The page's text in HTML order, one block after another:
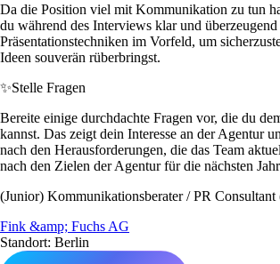
Da die Position viel mit Kommunikation zu tun
du während des Interviews klar und
Präsentationstechniken im Vorfeld, um
Ideen souverän rüberbringst.
✨Stelle Fragen
Bereite einige durchdachte Fragen vor, die du
kannst. Das zeigt dein Interesse an der Agentur
nach den Herausforderungen, die das Team
nach den Zielen der Agentur für die nächsten
(Junior) Kommunikationsberater / PR Consultant
Fink &amp; Fuchs AG
Standort: Berlin